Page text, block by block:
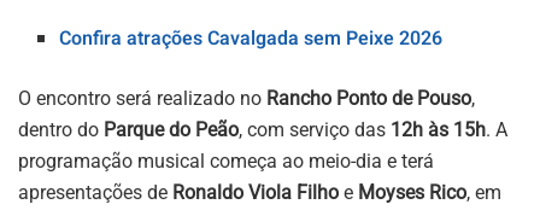
Confira atrações Cavalgada sem Peixe 2026
O encontro será realizado no Rancho Ponto de Pouso,
dentro do Parque do Peão, com serviço das 12h às 15h. A
programação musical começa ao meio-dia e terá
apresentações de Ronaldo Viola Filho e Moyses Rico, em